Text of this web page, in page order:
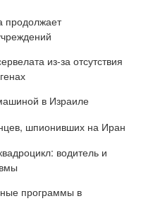
продолжает
из-за отсутствия
в Израиле
шпионивших на Иран
водитель и
программы в